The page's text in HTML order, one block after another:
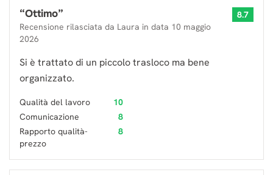
“Ottimo”
Recensione rilasciata da Laura in data 10 maggio
2026
8.7
Si è trattato di un piccolo trasloco ma bene
organizzato.
Qualità del lavoro
10
Comunicazione
8
Rapporto qualità-
prezzo
8